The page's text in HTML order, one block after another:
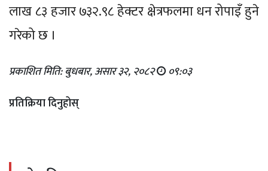
लाख ८३ हजार ७३२.९८ हेक्टर क्षेत्रफलमा धन रोपाइँ हुने
गरेको छ ।
प्रकाशित मिति: बुधबार, असार ३२, २०८२ ०९:०३
प्रतिक्रिया दिनुहोस्